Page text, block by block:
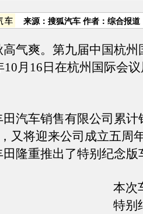
来源：搜狐汽车 作者：综合报道
爽。第九届中国杭州
10月16日在杭州国际会
车销售有限公司累计
又将迎来公司成立五周
隆重推出了特别纪念版
本次
特别